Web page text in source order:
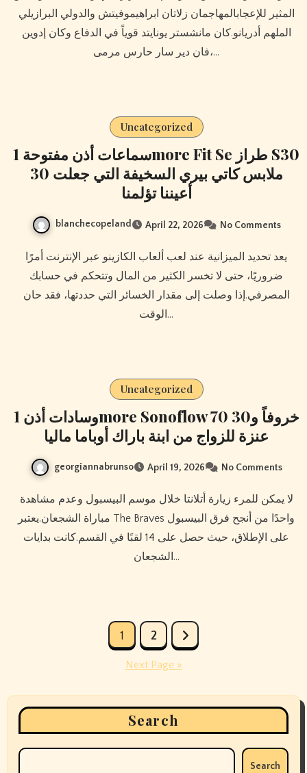
المثير للإعجابالمهاجمان زلاتان ابراهيموفيتش والدولي البرازيلي
الملهم أدريانو.كان مانشستر يونايتد قوياً في الدفاع وكان إدوين
فان دير سار حارس مرمى،…
Uncategorized
سماعات أذن مفتوحة 1more Fit Se طراز S30
30 ملابس كاتي بيري السخيفة التي جعلت
أعيننا تؤلمنا
blanchecopeland April 22, 2026 No Comments
يعد تحديد الميزانية عند لعب ألعاب الكازينو عبر الإنترنت أمرًا
ضروريًا، حتى لا تخسر الكثير من المال وتتحكم في حسابك
المصرفي.إذا وصلت إلى مقدار الخسائر التي حددتها، فقد حان
الوقت…
Uncategorized
وسادات أذن 1more Sonoflow 70 خروفاً و30
عنزة للزواج من ابنة باراك أوباما ماليا
georgiannabrunso April 19, 2026 No Comments
لا يمكن للمرء زيارة أتلانتا خلال موسم البيسبول وعدم مشاهدة
مباراة الشجعان.يعتبر The Braves واحدًا من أنجح فرق البيسبول
على الإطلاق، حيث حصل على 14 لقبًا في القسم.كانت بدايات
الشجعان…
1 2
Next Page »
Search
Search